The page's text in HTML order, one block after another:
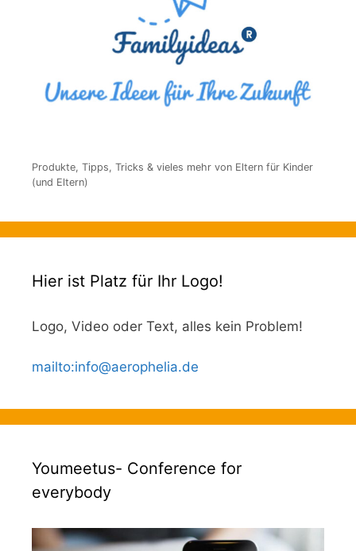
Produkte, Tipps, Tricks & vieles mehr von Eltern für Kinder
(und Eltern)
Hier ist Platz für Ihr Logo!
Logo, Video oder Text, alles kein Problem!
mailto:info@aerophelia.de
Youmeetus- Conference for
everybody